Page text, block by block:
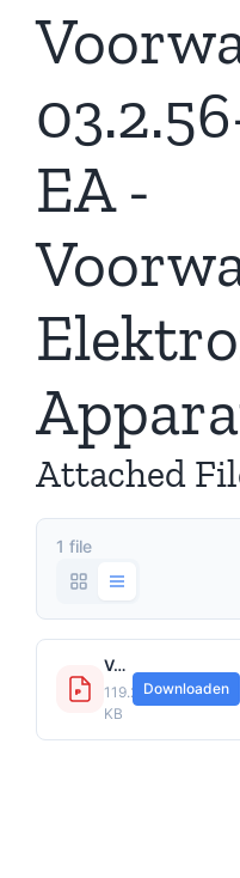
EA -
Attached
1 file
Voorwaarden-Z-03.2.56-V-0703.EA-Voorwaarden-Elektronica-Apparatuurv....pdf
119.22
KB
Downloaden